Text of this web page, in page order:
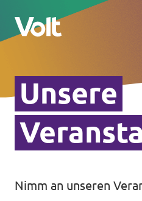
Volt in Bayern
Website
Lokale Teams
Volt in
Programm
Über Volt
Unsere
Nimm an unseren